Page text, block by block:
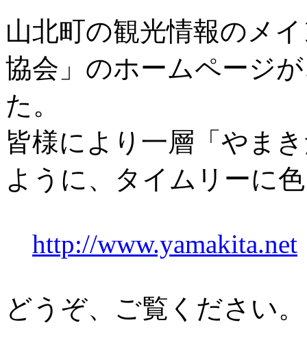
山北町の観光情報のメ
協会」のホームページ
た。
皆様により一層「やま
ように、タイムリーに
http://www.yamakita.net
どうぞ、ご覧ください。